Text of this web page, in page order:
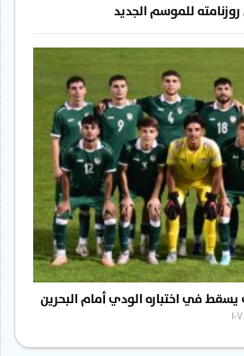
للموسم الجديد
في اختباره الودي أمام البحرين